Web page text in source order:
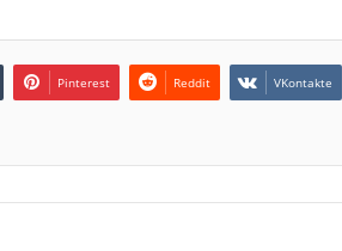
Pinterest Reddit VKontakte